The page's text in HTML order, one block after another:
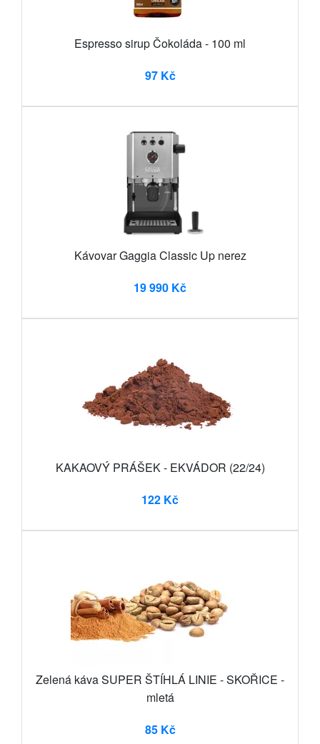
Espresso sirup Čokoláda - 100 ml
97 Kč
Kávovar Gaggia Classic Up nerez
19 990 Kč
KAKAOVÝ PRÁŠEK - EKVÁDOR (22/24)
122 Kč
Zelená káva SUPER ŠTÍHLÁ LINIE - SKOŘICE -
mletá
85 Kč